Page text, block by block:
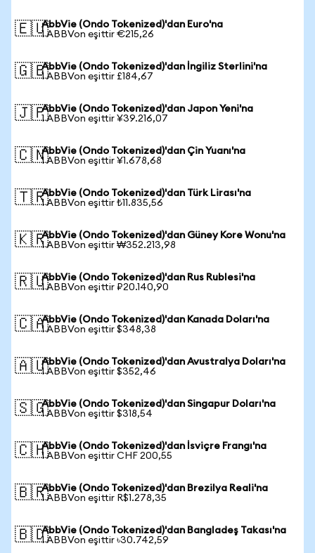
🇪🇺AbbVie (Ondo Tokenized)'dan Euro'na
1 ABBVon eşittir €215,26
🇬🇧AbbVie (Ondo Tokenized)'dan İngiliz Sterlini'na
1 ABBVon eşittir £184,67
🇯🇵AbbVie (Ondo Tokenized)'dan Japon Yeni'na
1 ABBVon eşittir ¥39.216,07
🇨🇳AbbVie (Ondo Tokenized)'dan Çin Yuanı'na
1 ABBVon eşittir ¥1.678,68
🇹🇷AbbVie (Ondo Tokenized)'dan Türk Lirası'na
1 ABBVon eşittir ₺11.835,56
🇰🇷AbbVie (Ondo Tokenized)'dan Güney Kore Wonu'na
1 ABBVon eşittir ₩352.213,98
🇷🇺AbbVie (Ondo Tokenized)'dan Rus Rublesi'na
1 ABBVon eşittir ₽20.140,90
🇨🇦AbbVie (Ondo Tokenized)'dan Kanada Doları'na
1 ABBVon eşittir $348,38
🇦🇺AbbVie (Ondo Tokenized)'dan Avustralya Doları'na
1 ABBVon eşittir $352,46
🇸🇬AbbVie (Ondo Tokenized)'dan Singapur Doları'na
1 ABBVon eşittir $318,54
🇨🇭AbbVie (Ondo Tokenized)'dan İsviçre Frangı'na
1 ABBVon eşittir CHF 200,55
🇧🇷AbbVie (Ondo Tokenized)'dan Brezilya Reali'na
1 ABBVon eşittir R$1.278,35
🇧🇩AbbVie (Ondo Tokenized)'dan Bangladeş Takası'na
1 ABBVon eşittir ৳30.742,59